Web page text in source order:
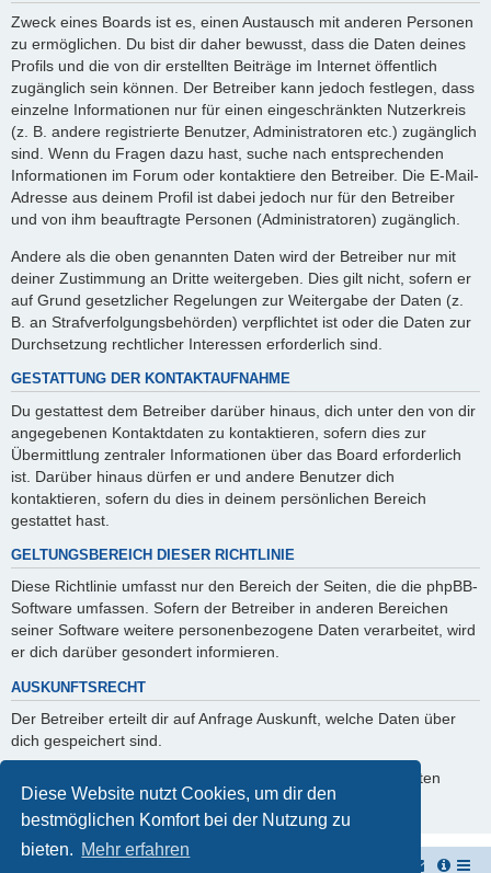
Diese Website nutzt Cookies, um dir den
bestmöglichen Komfort bei der Nutzung zu
bieten. Mehr erfahren
Zweck eines Boards ist es, einen Austausch mit anderen Personen
zu ermöglichen. Du bist dir daher bewusst, dass die Daten deines
Profils und die von dir erstellten Beiträge im Internet öffentlich
zugänglich sein können. Der Betreiber kann jedoch festlegen, dass
einzelne Informationen nur für einen eingeschränkten Nutzerkreis
(z. B. andere registrierte Benutzer, Administratoren etc.) zugänglich
sind. Wenn du Fragen dazu hast, suche nach entsprechenden
Informationen im Forum oder kontaktiere den Betreiber. Die E-Mail-
Adresse aus deinem Profil ist dabei jedoch nur für den Betreiber
und von ihm beauftragte Personen (Administratoren) zugänglich.
Andere als die oben genannten Daten wird der Betreiber nur mit
deiner Zustimmung an Dritte weitergeben. Dies gilt nicht, sofern er
auf Grund gesetzlicher Regelungen zur Weitergabe der Daten (z.
B. an Strafverfolgungsbehörden) verpflichtet ist oder die Daten zur
Durchsetzung rechtlicher Interessen erforderlich sind.
GESTATTUNG DER KONTAKTAUFNAHME
Du gestattest dem Betreiber darüber hinaus, dich unter den von dir
angegebenen Kontaktdaten zu kontaktieren, sofern dies zur
Übermittlung zentraler Informationen über das Board erforderlich
ist. Darüber hinaus dürfen er und andere Benutzer dich
kontaktieren, sofern du dies in deinem persönlichen Bereich
gestattet hast.
GELTUNGSBEREICH DIESER RICHTLINIE
Diese Richtlinie umfasst nur den Bereich der Seiten, die die phpBB-
Software umfassen. Sofern der Betreiber in anderen Bereichen
seiner Software weitere personenbezogene Daten verarbeitet, wird
er dich darüber gesondert informieren.
AUSKUNFTSRECHT
Der Betreiber erteilt dir auf Anfrage Auskunft, welche Daten über
dich gespeichert sind.
Du kannst jederzeit die Löschung bzw. Sperrung deiner Daten
verlangen. Kontaktiere hierzu bitte den Betreiber.